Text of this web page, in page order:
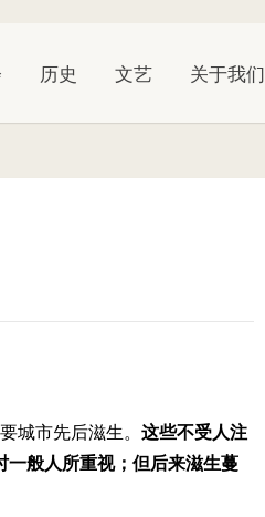
历史 文艺 关于我们
城市先后滋生。 这些不受人注
一般人所重视；但后来滋生蔓